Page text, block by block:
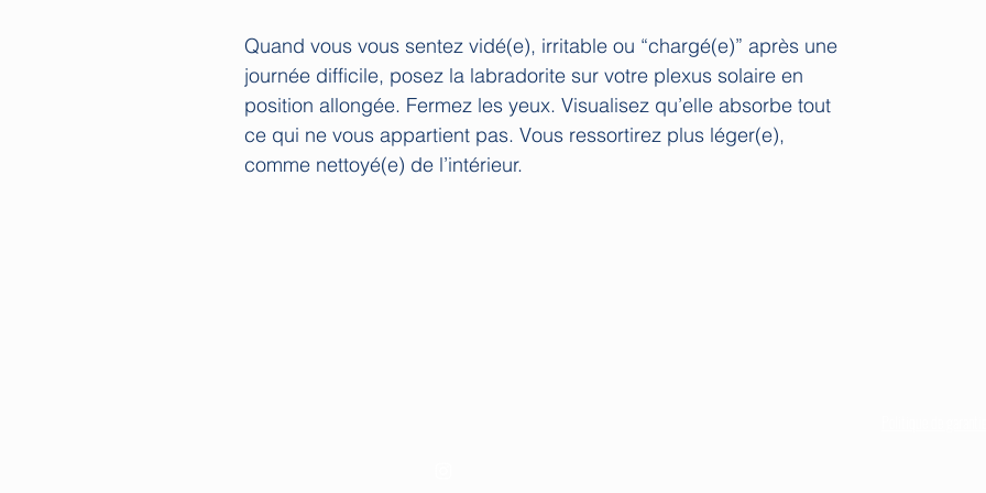
Quand vous vous sentez vidé(e), irritable ou “chargé(e)” après une
journée difficile, posez la labradorite sur votre plexus solaire en
position allongée. Fermez les yeux. Visualisez qu’elle absorbe tout
ce qui ne vous appartient pas. Vous ressortirez plus léger(e),
comme nettoyé(e) de l’intérieur.